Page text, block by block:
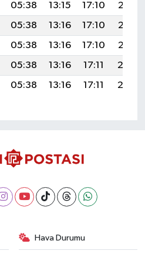
05:38 13:15 17:10
20:42
05:38 13:16 17:10
20:43
05:38 13:16 17:10
20:43
05:38 13:16 17:11
20:44
05:38 13:16 17:11 20:44
Hava Durumu